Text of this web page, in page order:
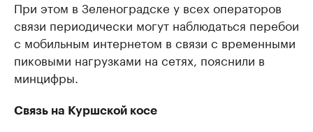
При этом в Зеленоградске у всех операторов
связи периодически могут наблюдаться перебои
с мобильным интернетом в связи с временными
пиковыми нагрузками на сетях, пояснили в
минцифры.
Связь на Куршской косе